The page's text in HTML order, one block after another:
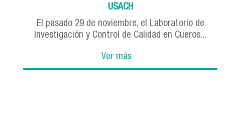
USACH
El pasado 29 de noviembre, el Laboratorio de
Investigación y Control de Calidad en Cueros...
Ver más